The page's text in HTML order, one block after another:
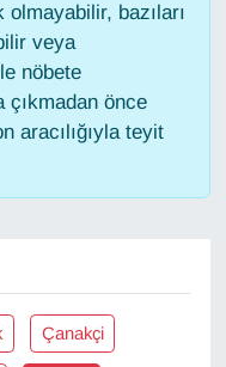
bazıları
veya
nöbete
çıkmadan önce
aracılığıyla teyit
Çanakçi